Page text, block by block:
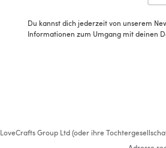
Du kannst dich jederzeit von unserem
Informationen zum Umgang mit deinen
LoveCrafts Group Ltd (oder ihre